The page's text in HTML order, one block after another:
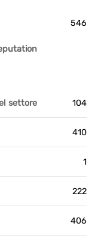
546
settore 104
410
1
222
406